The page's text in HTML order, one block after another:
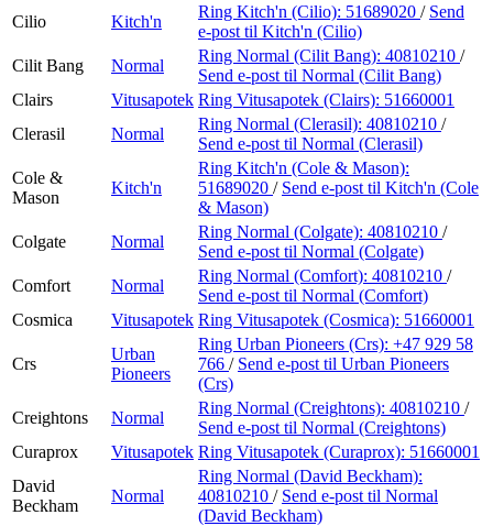
Cilio
Kitch'n
Ring Kitch'n (Cilio): 51689020 / Send
e-post til Kitch'n (Cilio)
Cilit Bang
Normal
Ring Normal (Cilit Bang): 40810210 /
Send e-post til Normal (Cilit Bang)
Clairs
Vitusapotek Ring Vitusapotek (Clairs): 51660001
Clerasil
Normal
Ring Normal (Clerasil): 40810210 /
Send e-post til Normal (Clerasil)
Cole &
Mason
Kitch'n
Ring Kitch'n (Cole & Mason):
51689020 / Send e-post til Kitch'n (Cole
& Mason)
Colgate
Normal
Ring Normal (Colgate): 40810210 /
Send e-post til Normal (Colgate)
Comfort
Normal
Ring Normal (Comfort): 40810210 /
Send e-post til Normal (Comfort)
Cosmica
Vitusapotek Ring Vitusapotek (Cosmica): 51660001
Crs
Urban
Pioneers
Ring Urban Pioneers (Crs): +47 929 58
766 / Send e-post til Urban Pioneers
(Crs)
Creightons
Normal
Ring Normal (Creightons): 40810210 /
Send e-post til Normal (Creightons)
Curaprox
Vitusapotek Ring Vitusapotek (Curaprox): 51660001
David
Beckham
Normal
Ring Normal (David Beckham):
40810210 / Send e-post til Normal
(David Beckham)